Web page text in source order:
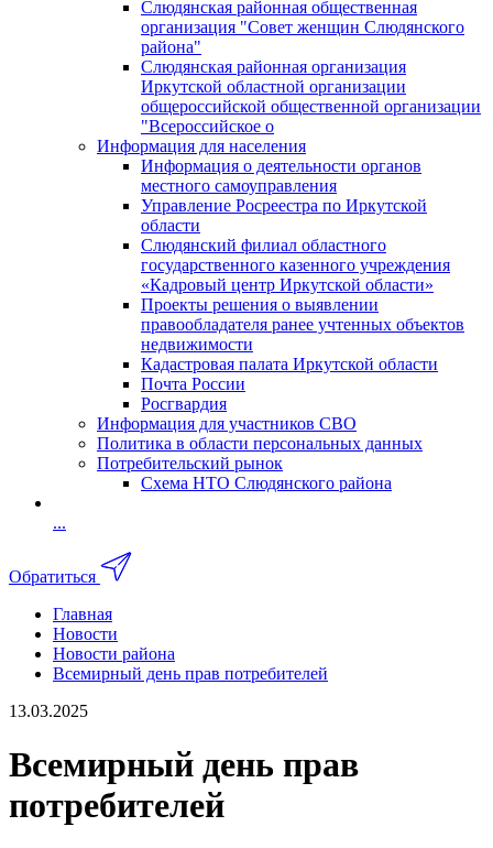
Слюдянская районная общественная
организация "Совет женщин Слюдянского
района"
Слюдянская районная организация
Иркутской областной организации
общероссийской общественной организации
"Всероссийское о
Информация для населения
Информация о деятельности органов
местного самоуправления
Управление Росреестра по Иркутской
области
Слюдянский филиал областного
государственного казенного учреждения
«Кадровый центр Иркутской области»
Проекты решения о выявлении
правообладателя ранее учтенных объектов
недвижимости
Кадастровая палата Иркутской области
Почта России
Росгвардия
Информация для участников СВО
Политика в области персональных данных
Потребительский рынок
Схема НТО Слюдянского района
...
Обратиться
Главная
Новости
Новости района
Всемирный день прав потребителей
13.03.2025
Всемирный день прав
потребителей